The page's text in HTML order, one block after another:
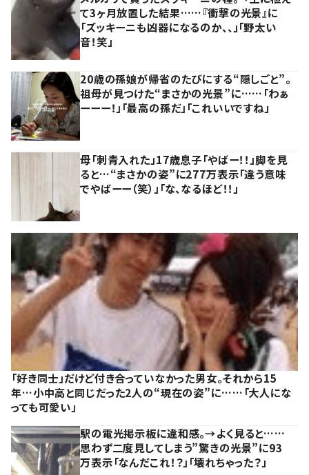
て3ヶ月放置した結果……『衝撃の光景』に
「ズッキーニも凶器になるのか、、」「野太い
音！笑」
20歳の孫娘が帰省のたびにする“隠しごと”。
祖母が見つけた“まさかの光景”に……「わぁ
ーーー！」「最高の孫だ」「これいいですね」
母「刺青入れた」17歳息子「やばー！！」脚を見
ると…“まさかの姿”に277万表示「違う意味
でやばーー（笑）」「な、なるほど！！」
「好き同士」だけど付き合っていなかった男女。それから15
年…小中高と同じだった2人の“現在の姿”に……「大人にな
っても可愛い」
駅の電光掲示板に違和感。→よく見ると……
思わず二度見してしまう”驚きの光景”に93
万表示「なんだこれ！？」「壊れちゃった？」